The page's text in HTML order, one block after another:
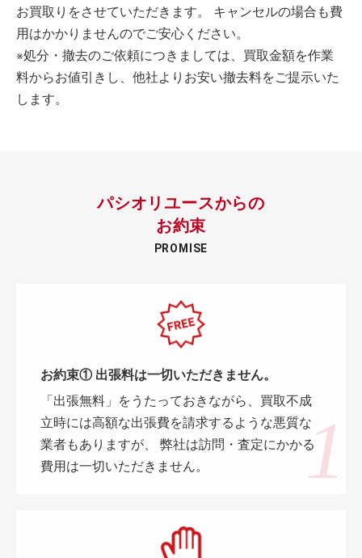
お買取りをさせていただきます。 キャンセルの場合も費
用はかかりませんのでご安心ください。
※処分・撤去のご依頼につきましては、買取金額を作業
料からお値引きし、他社よりお安い撤去料をご提示いた
します。
パシオリユースからの
お約束
PROMISE
お約束① 出張料は一切いただきません。
「出張無料」をうたっておきながら、買取不成
立時には高額な出張費を請求するような悪質な
業者もありますが、 弊社は訪問・査定にかかる
費用は一切いただきません。